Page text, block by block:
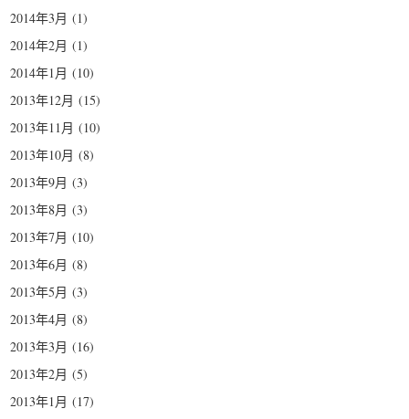
2014年3月 (1)
2014年2月 (1)
2014年1月 (10)
2013年12月 (15)
2013年11月 (10)
2013年10月 (8)
2013年9月 (3)
2013年8月 (3)
2013年7月 (10)
2013年6月 (8)
2013年5月 (3)
2013年4月 (8)
2013年3月 (16)
2013年2月 (5)
2013年1月 (17)